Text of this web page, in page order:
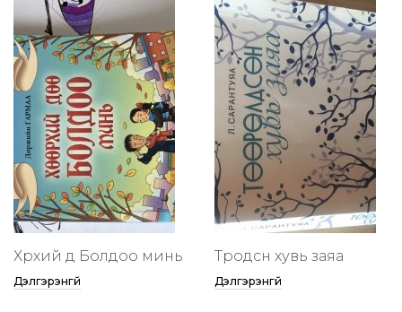
Хөөрхий дөө Болдоо минь
Дэлгэрэнгүй
Төөрөодсөн хувь заяа
Дэлгэрэнгүй